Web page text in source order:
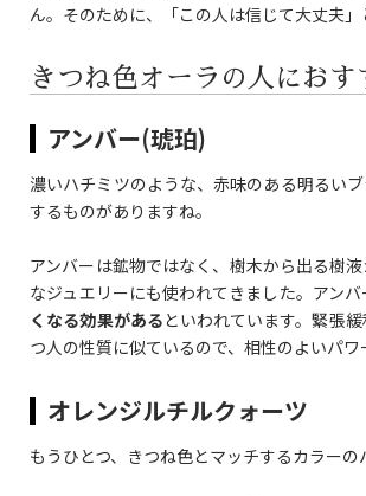
ん。そのために、「この人は信じて大丈夫
きつね色オーラの人にお
アンバー(琥珀)
濃いハチミツのような、赤味のある明るい
するものがありますね。
アンバーは鉱物ではなく、樹木から出る樹
なジュエリーにも使われてきました。アンバ
くなる効果があるといわれています。緊張
つ人の性質に似ているので、相性のよいパワ
オレンジルチルクォーツ
もうひとつ、きつね色とマッチするカラー